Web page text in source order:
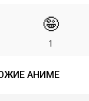
🤪
1
АНИМЕ